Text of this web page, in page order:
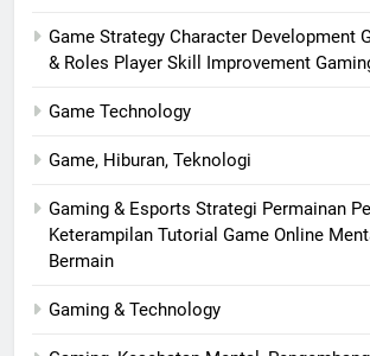
Game Strategy Character Development
& Roles Player Skill Improvement
Game Technology
Game, Hiburan, Teknologi
Gaming & Esports Strategi Permainan
Keterampilan Tutorial Game Online
Bermain
Gaming & Technology